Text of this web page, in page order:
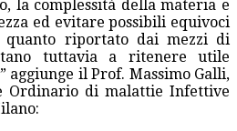
la complessità della materia e
ed evitare possibili equivoci
quanto riportato dai mezzi di
tuttavia a ritenere utile
aggiunge il Prof. Massimo Galli,
Ordinario di malattie Infettive